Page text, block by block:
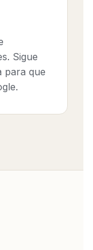
Sigue
para que